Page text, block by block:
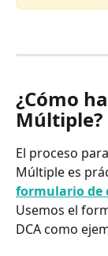
¿Cómo
Múltiple?
El proceso
Múltiple es
formulario de
Usemos el
DCA como